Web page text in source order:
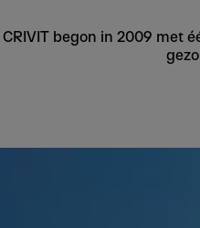
CRIVIT begon in 2009 met